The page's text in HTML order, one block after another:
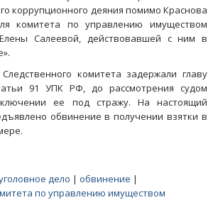
коррупционного деяния помимо Краснова
комитета по управлению имуществом
Салеевой, действовавшей с ним в
комитета задержали главу
91 УПК РФ, до рассмотрения судом
ее под стражу. На настоящий
обвинение в получении взятки в
дело | обвинение |
по управлению имуществом